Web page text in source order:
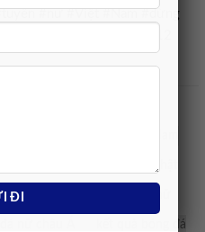
#nữ #Việt #Nam #dừng
#địch #châu1773153012
Bản vs Việt Nam
kết quả bóng đá